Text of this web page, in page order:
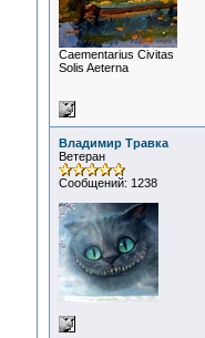
Сaementarius Civitas
Solis Aeterna
Владимир Травка
Ветеран
Сообщений: 1238